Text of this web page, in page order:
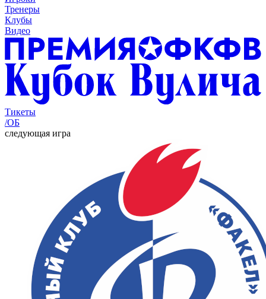
Тренеры
Клубы
Видео
Тикеты
/ОБ
следующая игра